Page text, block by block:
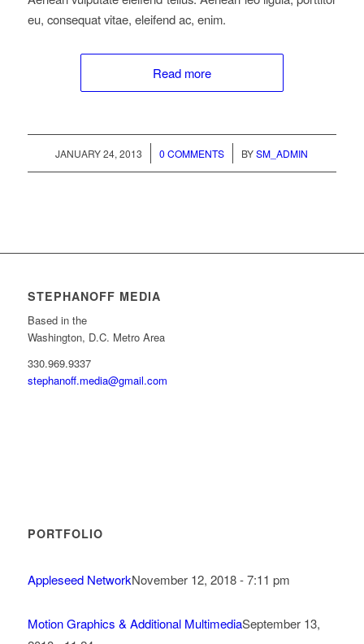
eu, consequat vitae, eleifend ac, enim.
Read more
JANUARY 24, 2013
/ 0 COMMENTS
/ BYSM_ADMIN
STEPHANOFF MEDIA
Based in the
Washington, D.C. Metro Area
330.969.9337
stephanoff.media@gmail.com
PORTFOLIO
Appleseed NetworkNovember 12, 2018 - 7:11 pm
Motion Graphics & Additional MultimediaSeptember 13,